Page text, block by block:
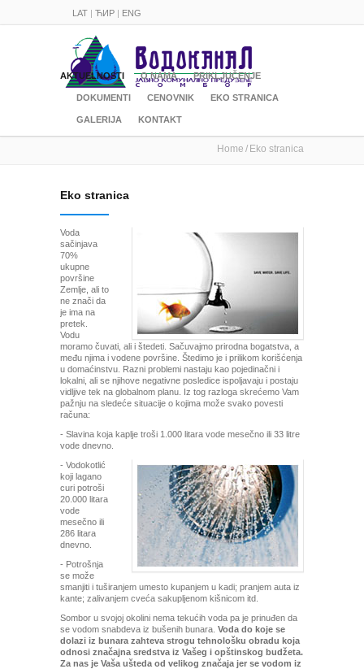
LAT | ЋИР | ENG
AKTUELNOSTI O NAMA PRIKLJUČENJE
DOKUMENTI CENOVNIK EKO STRANICA
GALERIJA KONTAKT
Home Eko stranica
Eko stranica
Voda
sačinjava
70%
ukupne
površine
Zemlje, ali to
ne znači da
je ima na
pretek.
Vodu
moramo čuvati, ali i štedeti. Sačuvajmo prirodna bogatstva, a
među njima i vodene površine. Štedimo je i prilikom korišćenja
u domaćinstvu. Razni problemi nastaju kao pojedinačni i
lokalni, ali se njihove negativne posledice ispoljavaju i postaju
vidljive tek na globalnom planu. Iz tog razloga skrećemo Vam
pažnju na sledeće situacije o kojima može svako povesti
računa:
- Slavina koja kaplje troši 1.000 litara vode mesečno ili 33 litre
vode dnevno.
- Vodokotlić
koji lagano
curi potroši
20.000 litara
vode
mesečno ili
286 litara
dnevno.
- Potrošnja
se može
smanjiti i tuširanjem umesto kupanjem u kadi; pranjem auta iz
kante; zalivanjem cveća sakupljenom kišnicom itd.
Sombor u svojoj okolini nema tekućih voda pa je prinuđen da
se vodom snabdeva iz bušenih bunara. Voda do koje se
dolazi iz bunara zahteva strogu tehnološku obradu koja
odnosi značajna sredstva iz Vašeg i opštinskog budžeta.
Za nas je Vaša ušteda od velikog značaja jer se vodom iz